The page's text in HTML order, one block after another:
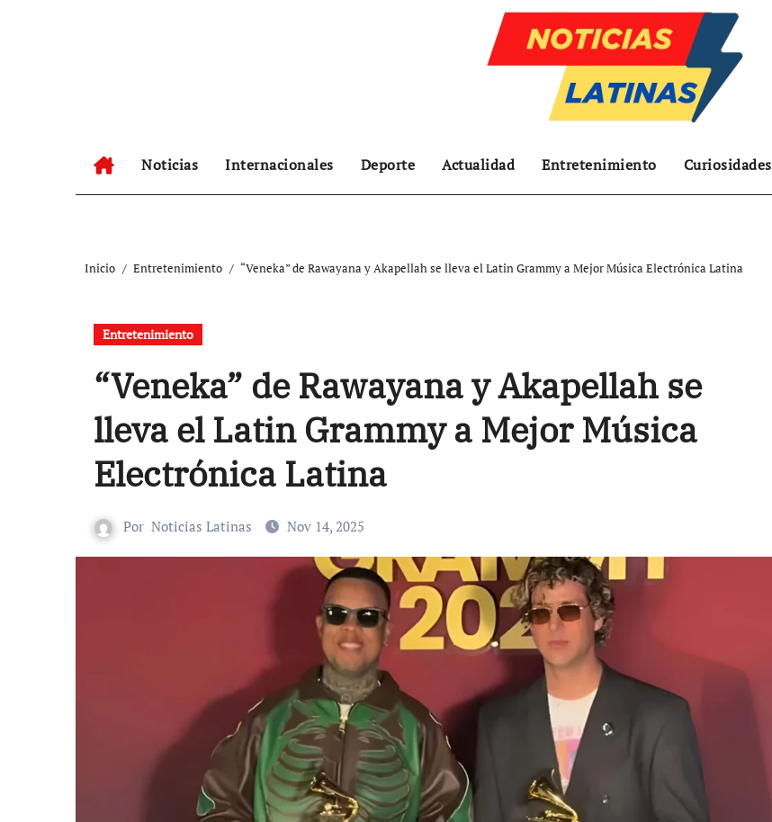
Noticias Internacionales Deporte Actualidad Entretenimiento Curiosidades
Inicio Entretenimiento “Veneka” de Rawayana y Akapellah se lleva el Latin Grammy a Mejor Música Electrónica Latina
Entretenimiento
“Veneka” de Rawayana y Akapellah se
lleva el Latin Grammy a Mejor Música
Electrónica Latina
Por Noticias Latinas Nov 14, 2025